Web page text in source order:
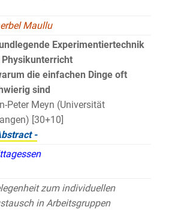
Maullu
Experimentiertechnik
Physikunterricht
die einfachen Dinge oft
sind
Peter Meyn (Universität
[30+10]
-
zum individuellen
in Arbeitsgruppen